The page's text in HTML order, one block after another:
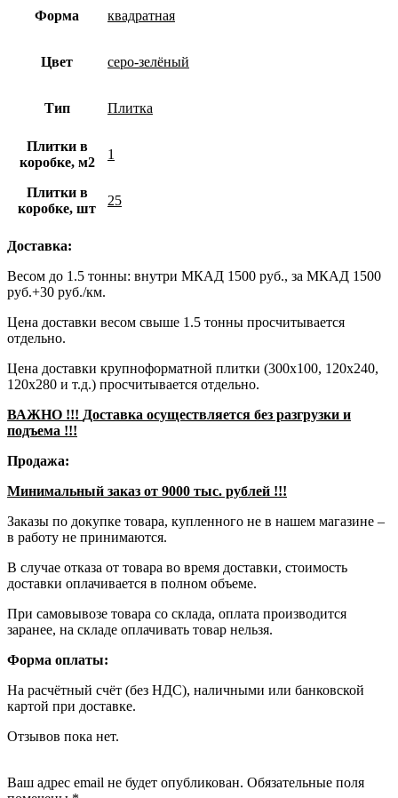
Форма квадратная
Цвет серо-зелёный
Тип Плитка
Плитки в
коробке, м2
1
Плитки в
коробке, шт
25
Доставка:
Весом до 1.5 тонны: внутри МКАД 1500 руб., за МКАД 1500
руб.+30 руб./км.
Цена доставки весом свыше 1.5 тонны просчитывается
отдельно.
Цена доставки крупноформатной плитки (300х100, 120х240,
120х280 и т.д.) просчитывается отдельно.
ВАЖНО !!! Доставка осуществляется без разгрузки и
подъема !!!
Продажа:
Минимальный заказ от 9000 тыс. рублей !!!
Заказы по докупке товара, купленного не в нашем магазине –
в работу не принимаются.
В случае отказа от товара во время доставки, стоимость
доставки оплачивается в полном объеме.
При самовывозе товара со склада, оплата производится
заранее, на складе оплачивать товар нельзя.
Форма оплаты:
На расчётный счёт (без НДС), наличными или банковской
картой при доставке.
Отзывов пока нет.
Ваш адрес email не будет опубликован. Обязательные поля